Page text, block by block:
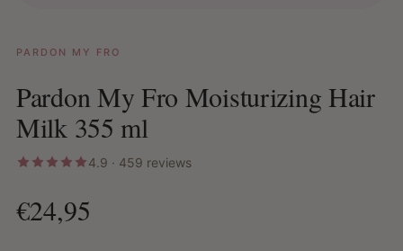
PARDON MY FRO
Pardon My Fro Moisturizing Hair
Milk 355 ml
4.9 · 459 reviews
€24,95